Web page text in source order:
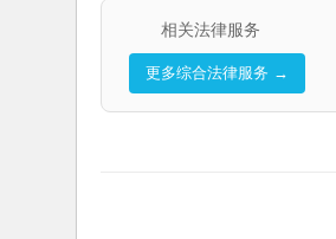
相关法律服务
更多综合法律服务 →